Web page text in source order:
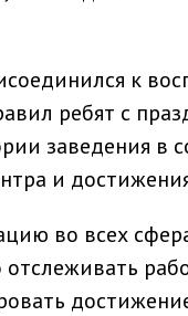
к
ребят с
заведения в
и
во всех